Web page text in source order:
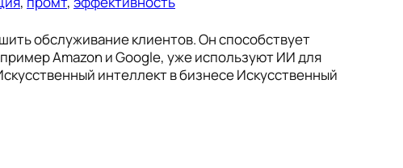
обслуживание клиентов. Он способствует
Amazon и Google, уже используют ИИ для
интеллект в бизнесе Искусственный